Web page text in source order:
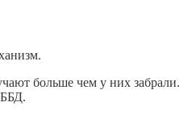
больше чем у них забрали.